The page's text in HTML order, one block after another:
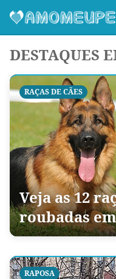
DESTAQUES
RAÇAS DE CÃES
Veja as 12
roubadas
RAPOSA